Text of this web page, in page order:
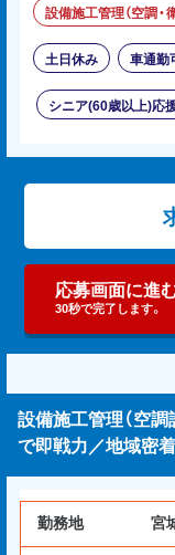
設備施工管理（空調・
土日休み 車通勤
シニア(60歳以上)応
応募画面に進
30秒で完了します。
設備施工管理（空調
で即戦力／地域密着
勤務地 宮